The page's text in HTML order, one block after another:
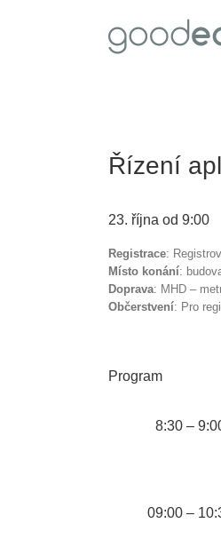
Řízení
23. října od 9:00
Registrace:
Místo konání:
Doprava: MHD –
Občerstvení: Pro
Program
8:30 –
09:00 –